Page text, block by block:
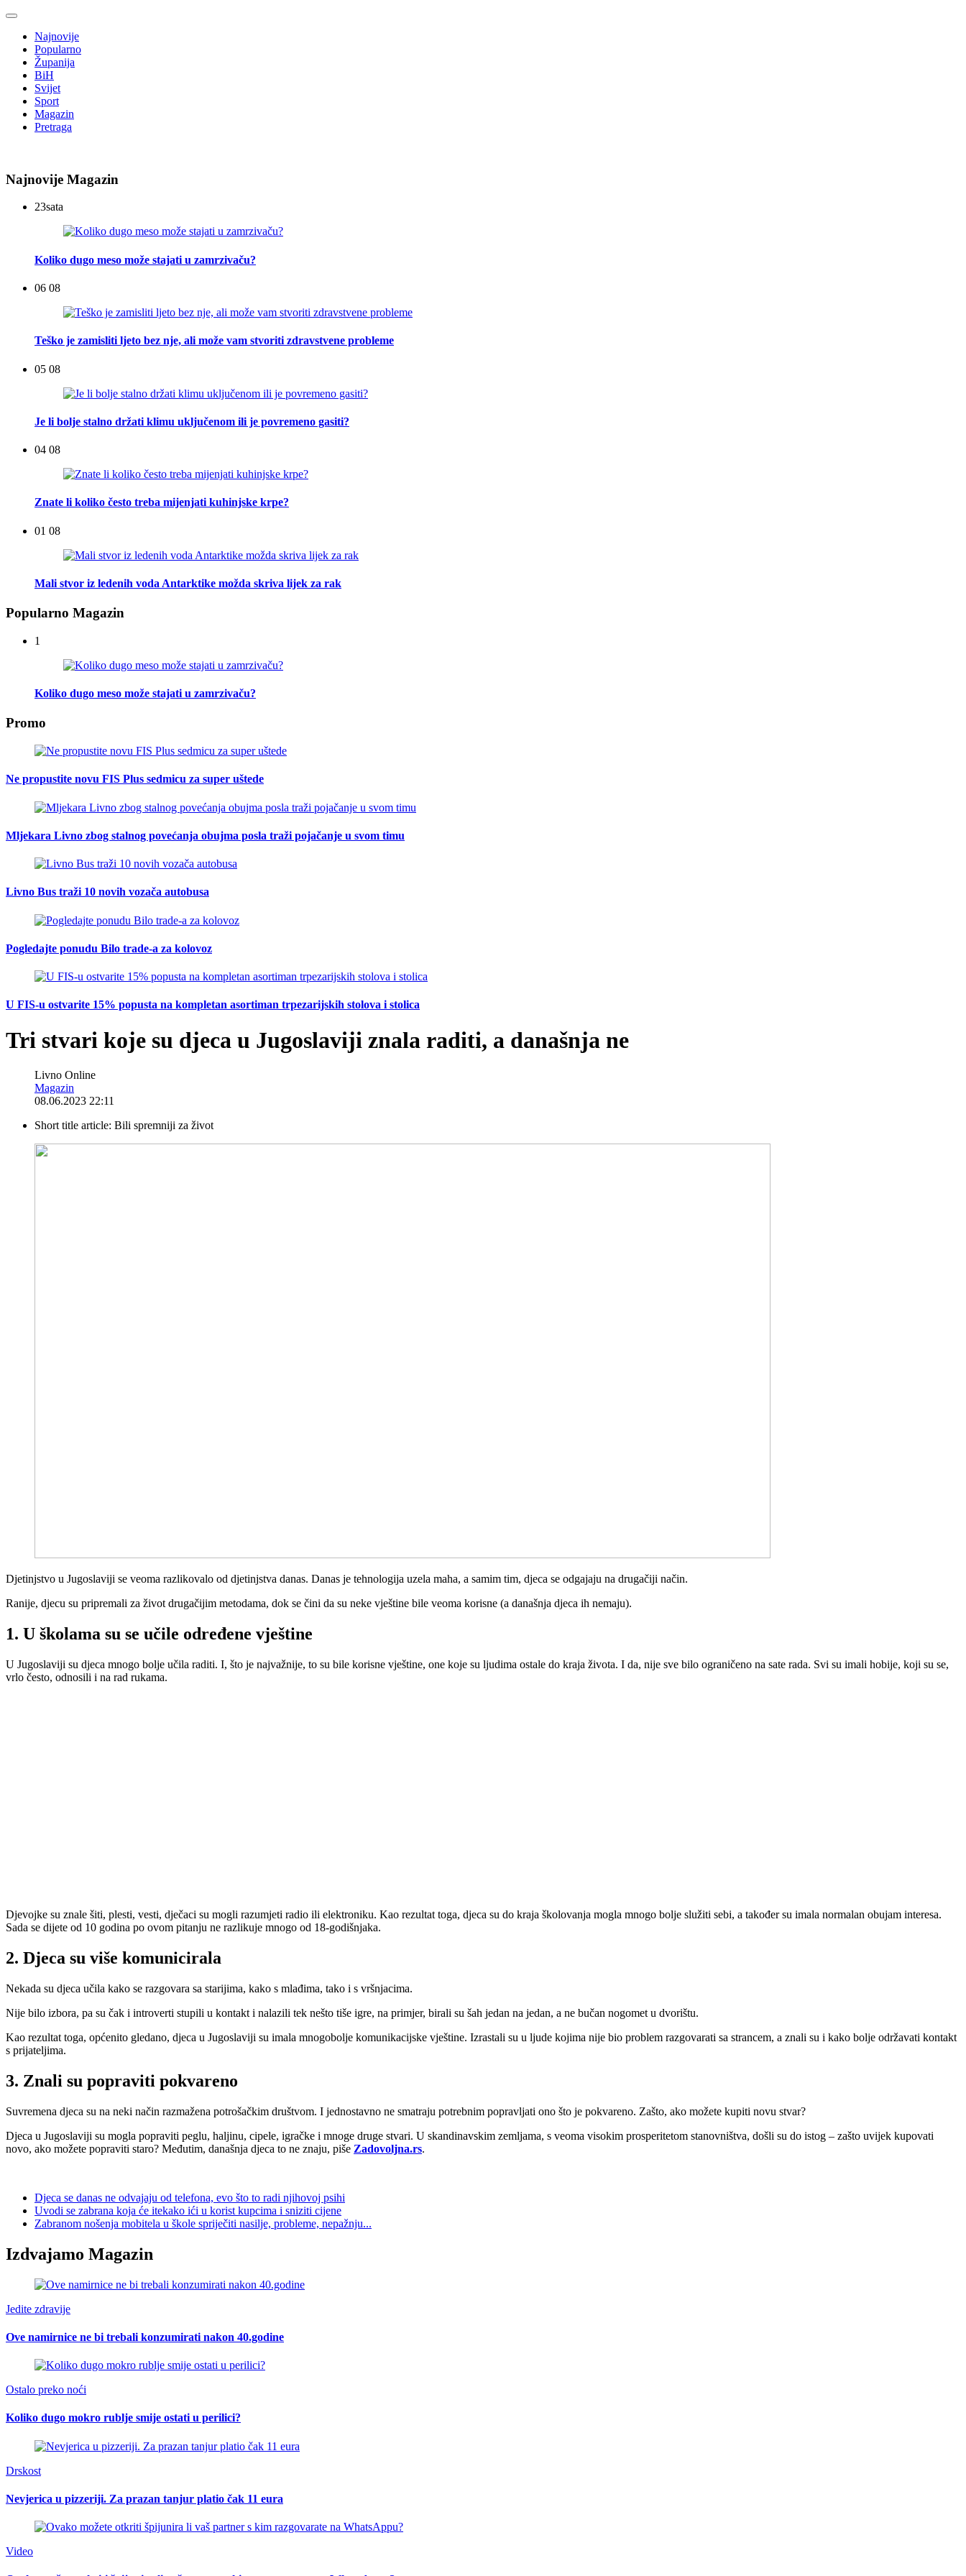
Najnovije
Popularno
Županija
BiH
Svijet
Sport
Magazin
Pretraga
Najnovije Magazin
23sata
Koliko dugo meso može stajati u zamrzivaču?
06 08
Teško je zamisliti ljeto bez nje, ali može vam stvoriti zdravstvene probleme
05 08
Je li bolje stalno držati klimu uključenom ili je povremeno gasiti?
04 08
Znate li koliko često treba mijenjati kuhinjske krpe?
01 08
Mali stvor iz ledenih voda Antarktike možda skriva lijek za rak
Popularno Magazin
1
Koliko dugo meso može stajati u zamrzivaču?
Promo
Ne propustite novu FIS Plus sedmicu za super uštede
Mljekara Livno zbog stalnog povećanja obujma posla traži pojačanje u svom timu
Livno Bus traži 10 novih vozača autobusa
Pogledajte ponudu Bilo trade-a za kolovoz
U FIS-u ostvarite 15% popusta na kompletan asortiman trpezarijskih stolova i stolica
Tri stvari koje su djeca u Jugoslaviji znala raditi, a današnja ne
Livno Online
Magazin
08.06.2023 22:11
Short title article: Bili spremniji za život
Djetinjstvo u Jugoslaviji se veoma razlikovalo od djetinjstva danas. Danas je tehnologija uzela maha, a samim tim, djeca se odgajaju na drugačiji način.
Ranije, djecu su pripremali za život drugačijim metodama, dok se čini da su neke vještine bile veoma korisne (a današnja djeca ih nemaju).
1. U školama su se učile određene vještine
U Jugoslaviji su djeca mnogo bolje učila raditi. I, što je najvažnije, to su bile korisne vještine, one koje su ljudima ostale do kraja života. I da, nije sve bilo ograničeno na sate rada. Svi su imali hobije, koji su se,
vrlo često, odnosili i na rad rukama.
Djevojke su znale šiti, plesti, vesti, dječaci su mogli razumjeti radio ili elektroniku. Kao rezultat toga, djeca su do kraja školovanja mogla mnogo bolje služiti sebi, a također su imala normalan obujam interesa.
Sada se dijete od 10 godina po ovom pitanju ne razlikuje mnogo od 18-godišnjaka.
2. Djeca su više komunicirala
Nekada su djeca učila kako se razgovara sa starijima, kako s mlađima, tako i s vršnjacima.
Nije bilo izbora, pa su čak i introverti stupili u kontakt i nalazili tek nešto tiše igre, na primjer, birali su šah jedan na jedan, a ne bučan nogomet u dvorištu.
Kao rezultat toga, općenito gledano, djeca u Jugoslaviji su imala mnogobolje komunikacijske vještine. Izrastali su u ljude kojima nije bio problem razgovarati sa strancem, a znali su i kako bolje održavati kontakt
s prijateljima.
3. Znali su popraviti pokvareno
Suvremena djeca su na neki način razmažena potrošačkim društvom. I jednostavno ne smatraju potrebnim popravljati ono što je pokvareno. Zašto, ako možete kupiti novu stvar?
Djeca u Jugoslaviji su mogla popraviti peglu, haljinu, cipele, igračke i mnoge druge stvari. U skandinavskim zemljama, s veoma visokim prosperitetom stanovništva, došli su do istog – zašto uvijek kupovati
novo, ako možete popraviti staro? Međutim, današnja djeca to ne znaju, piše Zadovoljna.rs.
Djeca se danas ne odvajaju od telefona, evo što to radi njihovoj psihi
Uvodi se zabrana koja će itekako ići u korist kupcima i sniziti cijene
Zabranom nošenja mobitela u škole spriječiti nasilje, probleme, nepažnju...
Izdvajamo Magazin
Jedite zdravije
Ove namirnice ne bi trebali konzumirati nakon 40.godine
Ostalo preko noći
Koliko dugo mokro rublje smije ostati u perilici?
Drskost
Nevjerica u pizzeriji. Za prazan tanjur platio čak 11 eura
Video